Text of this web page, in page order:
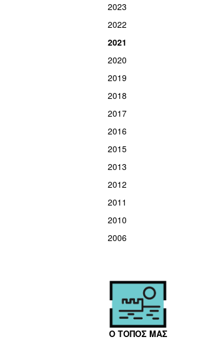
2023
2022
2021
2020
2019
2018
2017
2016
2015
2013
2012
2011
2010
2006
Ο ΤΟΠΟΣ ΜΑΣ